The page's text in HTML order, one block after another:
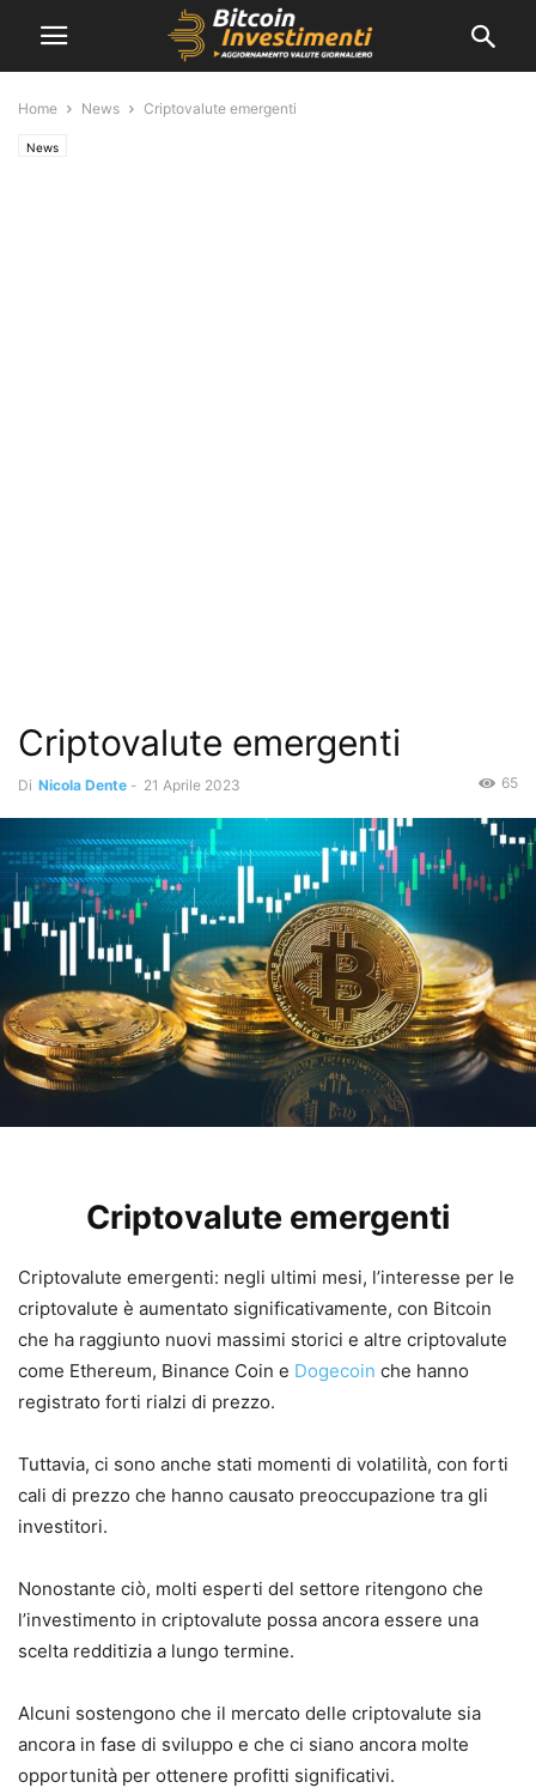
Home News Criptovalute emergenti
News
Criptovalute emergenti
Di Nicola Dente - 21 Aprile 2023 65
Criptovalute emergenti
Criptovalute emergenti: negli ultimi mesi, l’interesse per le
criptovalute è aumentato significativamente, con Bitcoin
che ha raggiunto nuovi massimi storici e altre criptovalute
come Ethereum, Binance Coin e Dogecoin che hanno
registrato forti rialzi di prezzo.
Tuttavia, ci sono anche stati momenti di volatilità, con forti
cali di prezzo che hanno causato preoccupazione tra gli
investitori.
Nonostante ciò, molti esperti del settore ritengono che
l’investimento in criptovalute possa ancora essere una
scelta redditizia a lungo termine.
Alcuni sostengono che il mercato delle criptovalute sia
ancora in fase di sviluppo e che ci siano ancora molte
opportunità per ottenere profitti significativi.